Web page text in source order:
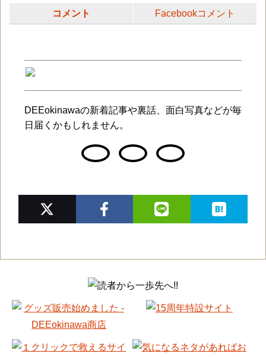
コメント Facebookコメント
DEEokinawaの新着記事や裏話、面白写真などが毎
日届くかもしれません。